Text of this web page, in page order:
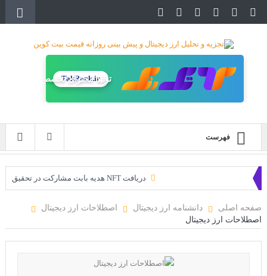
تولید محتوای تخصصی
TakRank.ir
فهرست
دریافت NFT هدیه بابت مشارکت در تحقیق
CoinEx سریع ترین برند درحال رشد در خدمات مالی!
صفحه اصلی دانشنامه ارز دیجیتال
اصطلاحات ارز دیجیتال
اصطلاحات ارز دیجیتال